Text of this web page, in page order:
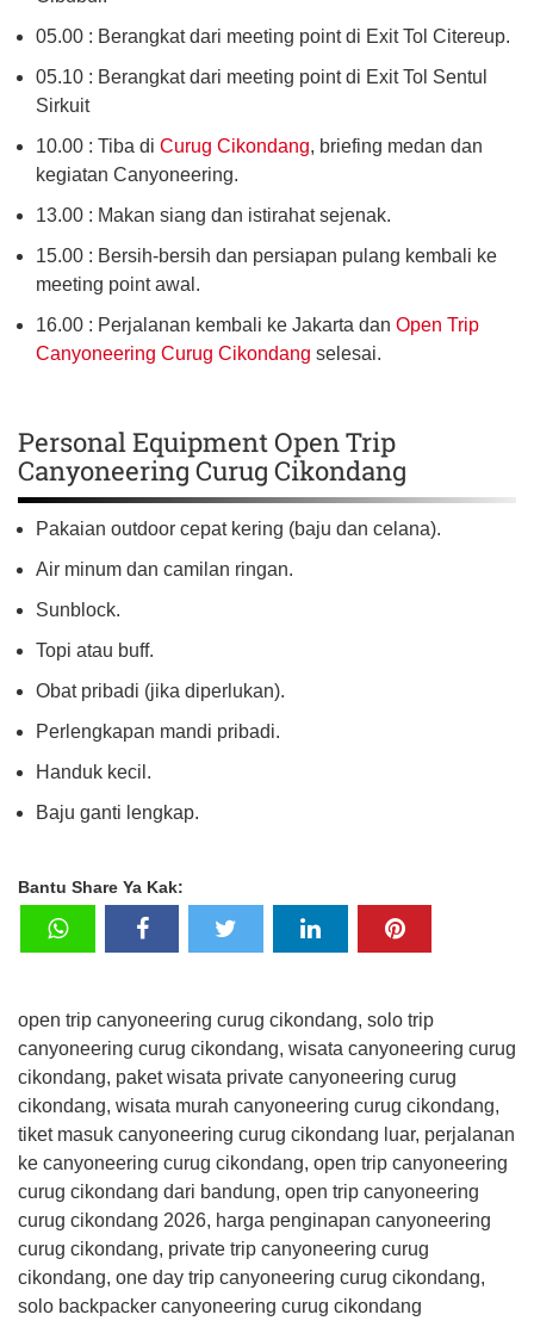
05.00 : Berangkat dari meeting point di Exit Tol Citereup.
05.10 : Berangkat dari meeting point di Exit Tol Sentul
Sirkuit
10.00 : Tiba di Curug Cikondang, briefing medan dan
kegiatan Canyoneering.
13.00 : Makan siang dan istirahat sejenak.
15.00 : Bersih-bersih dan persiapan pulang kembali ke
meeting point awal.
16.00 : Perjalanan kembali ke Jakarta dan Open Trip
Canyoneering Curug Cikondang selesai.
Personal Equipment Open Trip
Canyoneering Curug Cikondang
Pakaian outdoor cepat kering (baju dan celana).
Air minum dan camilan ringan.
Sunblock.
Topi atau buff.
Obat pribadi (jika diperlukan).
Perlengkapan mandi pribadi.
Handuk kecil.
Baju ganti lengkap.
Bantu Share Ya Kak:
open trip canyoneering curug cikondang, solo trip
canyoneering curug cikondang, wisata canyoneering curug
cikondang, paket wisata private canyoneering curug
cikondang, wisata murah canyoneering curug cikondang,
tiket masuk canyoneering curug cikondang luar, perjalanan
ke canyoneering curug cikondang, open trip canyoneering
curug cikondang dari bandung, open trip canyoneering
curug cikondang 2026, harga penginapan canyoneering
curug cikondang, private trip canyoneering curug
cikondang, one day trip canyoneering curug cikondang,
solo backpacker canyoneering curug cikondang